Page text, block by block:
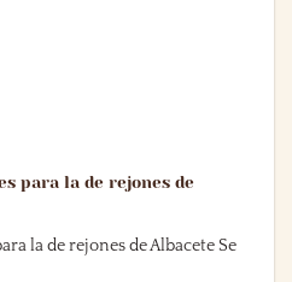
para la de rejones de
la de rejones de Albacete Se